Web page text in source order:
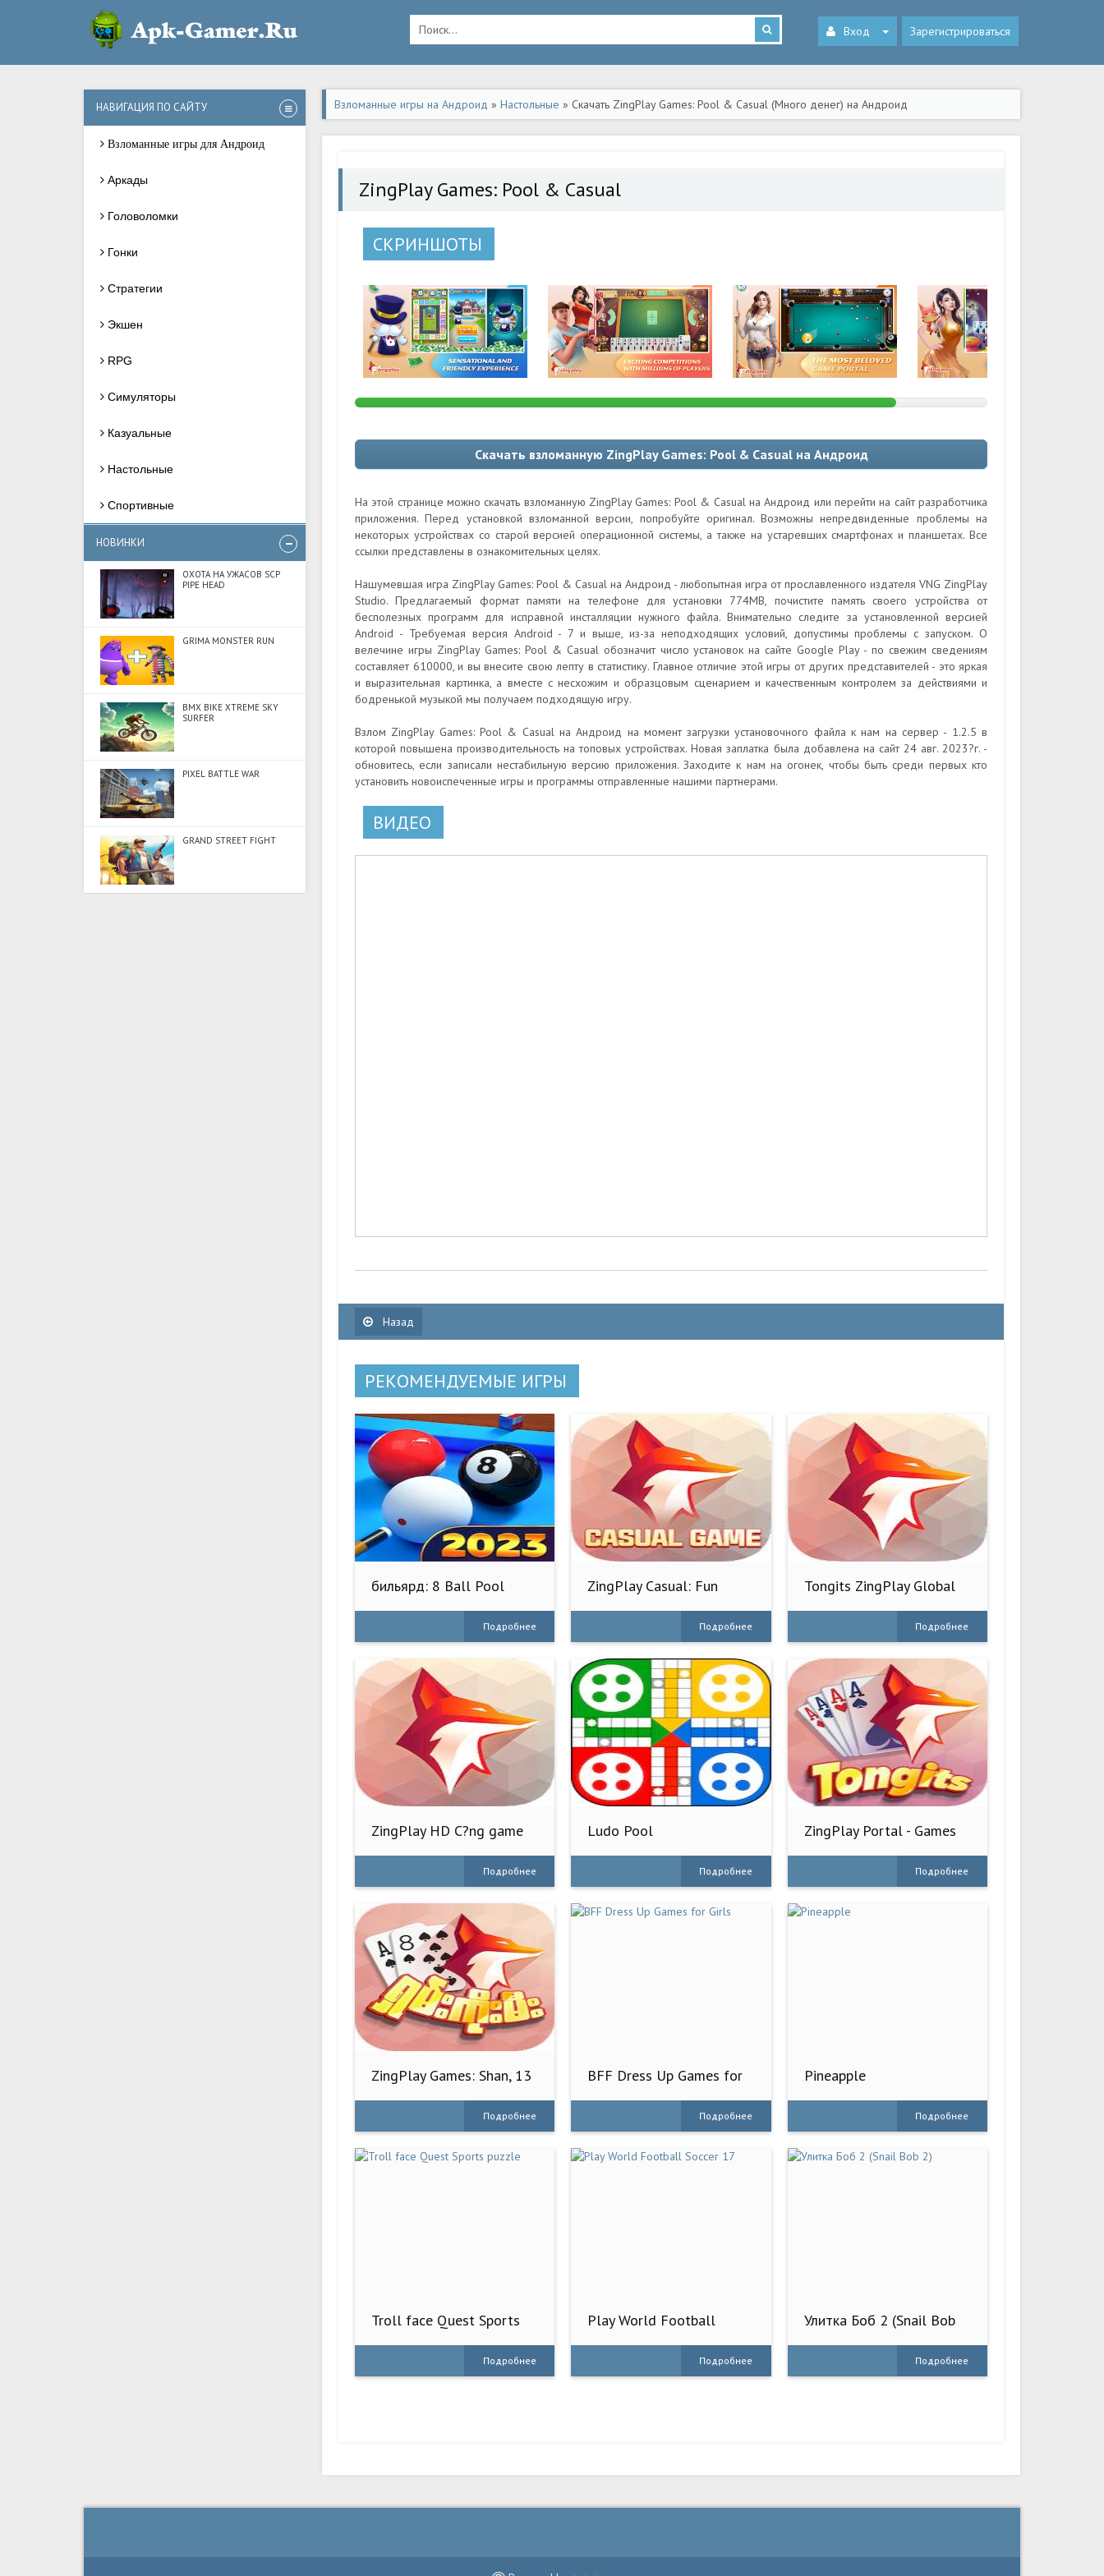
Вход Зарегистрироваться
НАВИГАЦИЯ ПО САЙТУ
Взломанные игры для Андроид
Аркады
Головоломки
Гонки
Стратегии
Экшен
RPG
Симуляторы
Казуальные
Настольные
Спортивные
НОВИНКИ
ОХОТА НА УЖАСОВ SCP
PIPE HEAD
GRIMA MONSTER RUN
BMX BIKE XTREME SKY
SURFER
PIXEL BATTLE WAR
GRAND STREET FIGHT
Взломанные игры на Андроид » Настольные » Скачать ZingPlay Games: Pool & Casual (Много денег) на Андроид
ZingPlay Games: Pool & Casual
СКРИНШОТЫ
Скачать взломанную ZingPlay Games: Pool & Casual на Андроид
На этой странице можно скачать взломанную ZingPlay Games: Pool & Casual на Андроид или перейти на сайт разработчика
приложения. Перед установкой взломанной версии, попробуйте оригинал. Возможны непредвиденные проблемы на
некоторых устройствах со старой версией операционной системы, а также на устаревших смартфонах и планшетах. Все
ссылки представлены в ознакомительных целях.
Нашумевшая игра ZingPlay Games: Pool & Casual на Андроид - любопытная игра от прославленного издателя VNG ZingPlay
Studio. Предлагаемый формат памяти на телефоне для установки 774MB, почистите память своего устройства от
бесполезных программ для исправной инсталляции нужного файла. Внимательно следите за установленной версией
Android - Требуемая версия Android - 7 и выше, из-за неподходящих условий, допустимы проблемы с запуском. О
велечине игры ZingPlay Games: Pool & Casual обозначит число установок на сайте Google Play - по свежим сведениям
составляет 610000, и вы внесите свою лепту в статистику. Главное отличие этой игры от других представителей - это яркая
и выразительная картинка, а вместе с несхожим и образцовым сценарием и качественным контролем за действиями и
бодренькой музыкой мы получаем подходящую игру.
Взлом ZingPlay Games: Pool & Casual на Андроид на момент загрузки установочного файла к нам на сервер - 1.2.5 в
которой повышена производительность на топовых устройствах. Новая заплатка была добавлена на сайт 24 авг. 2023?г. -
обновитесь, если записали нестабильную версию приложения. Заходите к нам на огонек, чтобы быть среди первых кто
установить новоиспеченные игры и программы отправленные нашими партнерами.
ВИДЕО
Назад
РЕКОМЕНДУЕМЫЕ ИГРЫ
бильярд: 8 Ball Pool
Подробнее
ZingPlay Casual: Fun
Подробнее
Tongits ZingPlay Global
Подробнее
ZingPlay HD C?ng game
Подробнее
Ludo Pool
Подробнее
ZingPlay Portal - Games
Подробнее
ZingPlay Games: Shan, 13
Подробнее
BFF Dress Up Games for
Подробнее
Pineapple
Подробнее
Troll face Quest Sports
Подробнее
Play World Football
Подробнее
Улитка Боб 2 (Snail Bob
Подробнее